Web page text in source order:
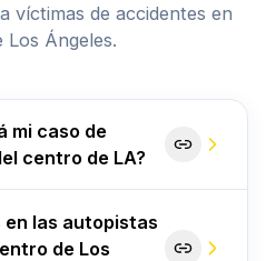
víctimas de accidentes en
Los Ángeles.
mi caso de
centro de LA?
las autopistas
de Los